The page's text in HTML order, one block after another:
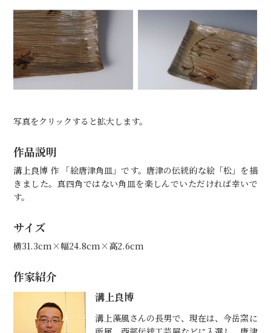
写真をクリックすると拡大します。
作品説明
溝上良博 作 「絵唐津角皿」です。唐津の伝統的な絵「松」を描
きました。真四角ではない角皿を楽しんでいただければ幸いで
す。
サイズ
横31.3cm×幅24.8cm×高2.6cm
作家紹介
溝上良博
溝上藻風さんの長男で、現在は、今岳窯に